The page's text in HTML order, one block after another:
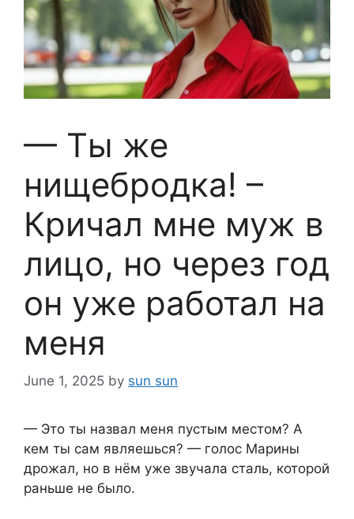
— Ты же
нищебродка! –
Кричал мне муж в
лицо, но через год
он уже работал на
меня
June 1, 2025 by sun sun
— Это ты назвал меня пустым местом? А
кем ты сам являешься? — голос Марины
дрожал, но в нём уже звучала сталь, которой
раньше не было.